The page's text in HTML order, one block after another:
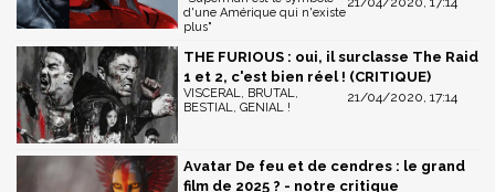
d'une Amérique qui n'existe
plus"
THE FURIOUS : oui, il surclasse The Raid
1 et 2, c'est bien réel ! (CRITIQUE)
21/04/2020, 17:14
VISCERAL, BRUTAL,
BESTIAL, GENIAL !
Avatar De feu et de cendres : le grand
film de 2025 ? - notre critique